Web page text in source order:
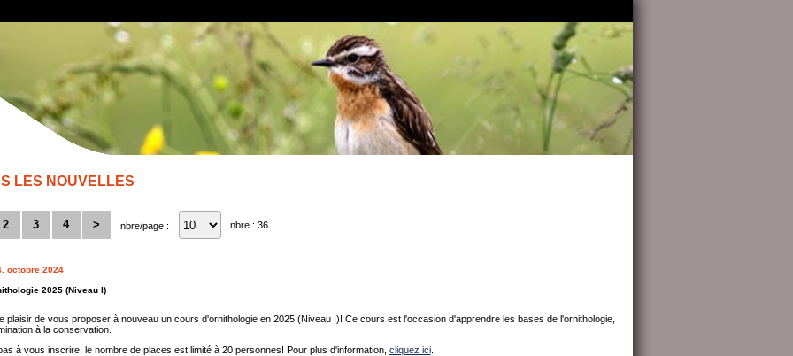
LES NOUVELLES
2 3 4 > nbre/page : nbre : 36
octobre 2024
2025 (Niveau I)
plaisir de vous proposer à nouveau un cours d'ornithologie en 2025 (Niveau I)! Ce cours est l'occasion d'apprendre les bases de l'ornithologie,
à la conservation.
à vous inscrire, le nombre de places est limité à 20 personnes! Pour plus d'information, cliquez ici.